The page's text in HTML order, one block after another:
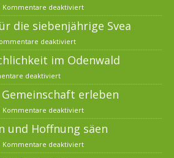
Kommentare deaktiviert
die siebenjährige Svea
deaktiviert
im Odenwald
deaktiviert
erleben
Kommentare deaktiviert
und Hoffnung säen
Kommentare deaktiviert